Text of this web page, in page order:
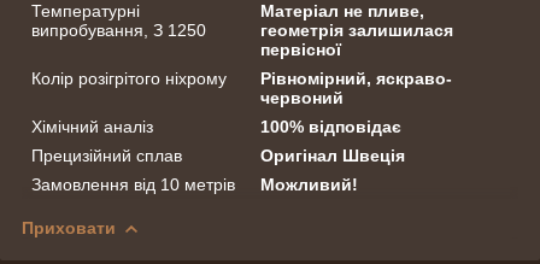
Температурні
випробування, З 1250
Матеріал не пливе,
геометрія залишилася
первісної
Колір розігрітого ніхрому
Рівномірний, яскраво-
червоний
Хімічний аналіз
100% відповідає
Прецизійний сплав
Оригінал Швеція
Замовлення від 10 метрів
Можливий!
Приховати